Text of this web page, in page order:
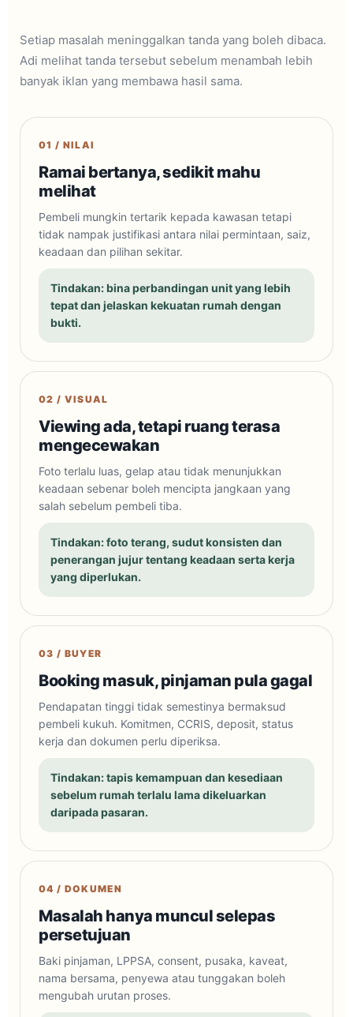
Setiap masalah meninggalkan tanda yang boleh dibaca.
Adi melihat tanda tersebut sebelum menambah lebih
banyak iklan yang membawa hasil sama.
01 / NILAI
Ramai bertanya, sedikit mahu
melihat
Pembeli mungkin tertarik kepada kawasan tetapi
tidak nampak justifikasi antara nilai permintaan, saiz,
keadaan dan pilihan sekitar.
Tindakan: bina perbandingan unit yang lebih
tepat dan jelaskan kekuatan rumah dengan
bukti.
02 / VISUAL
Viewing ada, tetapi ruang terasa
mengecewakan
Foto terlalu luas, gelap atau tidak menunjukkan
keadaan sebenar boleh mencipta jangkaan yang
salah sebelum pembeli tiba.
Tindakan: foto terang, sudut konsisten dan
penerangan jujur tentang keadaan serta kerja
yang diperlukan.
03 / BUYER
Booking masuk, pinjaman pula gagal
Pendapatan tinggi tidak semestinya bermaksud
pembeli kukuh. Komitmen, CCRIS, deposit, status
kerja dan dokumen perlu diperiksa.
Tindakan: tapis kemampuan dan kesediaan
sebelum rumah terlalu lama dikeluarkan
daripada pasaran.
04 / DOKUMEN
Masalah hanya muncul selepas
persetujuan
Baki pinjaman, LPPSA, consent, pusaka, kaveat,
nama bersama, penyewa atau tunggakan boleh
mengubah urutan proses.